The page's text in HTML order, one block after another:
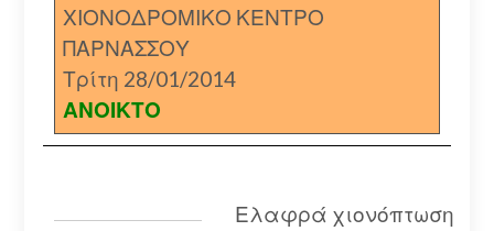
ΧΙΟΝΟΔΡΟΜΙΚΟ ΚΕΝΤΡΟ
ΠΑΡΝΑΣΣΟΥ
Τρίτη 28/01/2014
ΑΝΟΙΚΤΟ
Ελαφρά χιονόπτωση